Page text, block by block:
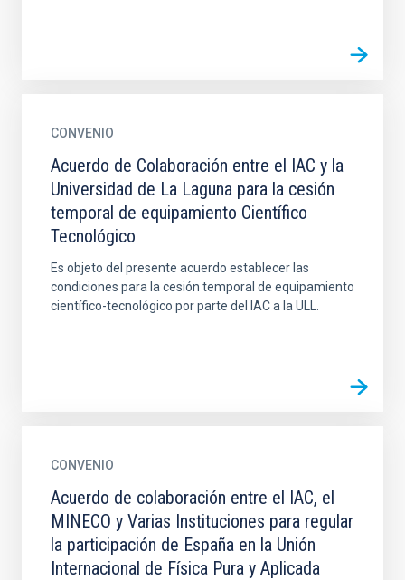
CONVENIO
Acuerdo de Colaboración entre el IAC y la
Universidad de La Laguna para la cesión
temporal de equipamiento Científico
Tecnológico
Es objeto del presente acuerdo establecer las
condiciones para la cesión temporal de equipamiento
científico-tecnológico por parte del IAC a la ULL.
CONVENIO
Acuerdo de colaboración entre el IAC, el
MINECO y Varias Instituciones para regular
la participación de España en la Unión
Internacional de Física Pura y Aplicada